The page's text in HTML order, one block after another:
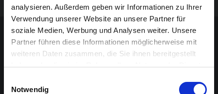
analysieren. Außerdem geben wir Informationen zu Ihrer
Verwendung unserer Website an unsere Partner für
soziale Medien, Werbung und Analysen weiter. Unsere
Partner führen diese Informationen möglicherweise mit
weiteren Daten zusammen, die Sie ihnen bereitgestellt
haben oder die sie im Rahmen Ihrer Nutzung der Dienste
Notwendig
Sponsoren-Inhalt